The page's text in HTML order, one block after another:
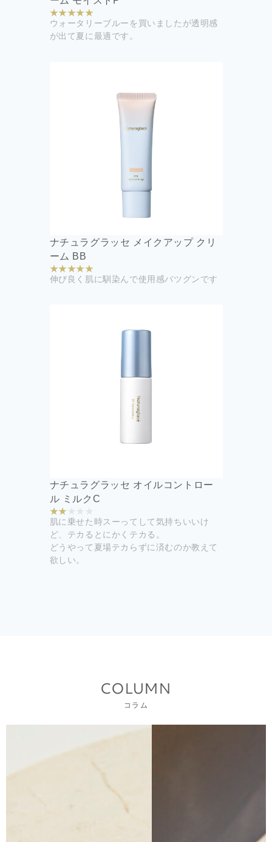
ウォータリーブルーを買いましたが透明感
が出て夏に最適です。
ナチュラグラッセ メイクアップ クリ
ーム BB
伸び良く肌に馴染んで使用感バツグンです
ナチュラグラッセ オイルコントロー
ル ミルクC
肌に乗せた時スーってして気持ちいいけ
ど、テカるとにかくテカる。
どうやって夏場テカらずに済むのか教えて
欲しい。
COLUMN
コラム